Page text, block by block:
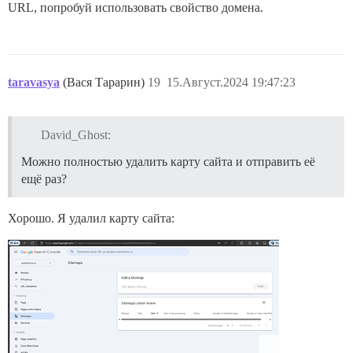
URL, попробуй использовать свойство домена.
taravasya (Вася Тарарин) 15.Август.2024 19:47:23
19
David_Ghost:
Можно полностью удалить карту сайта и отправить её
ещё раз?
Хорошо. Я удалил карту сайта: